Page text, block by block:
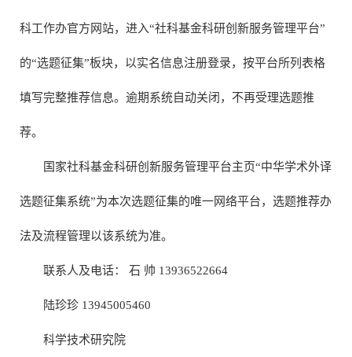
科工作办官方网站，进入“社科基金科研创新服务管理平台”
的“选题征集”板块，以实名信息注册登录，按平台所列表格
填写完整推荐信息。逾期系统自动关闭，不再受理选题推
荐。
国家社科基金科研创新服务管理平台主页“中华学术外译
选题征集系统”为本次选题征集的唯一网络平台，选题推荐办
法及流程管理以该系统为准。
联系人及电话： 石 帅 13936522664
陆珍珍 13945005460
科学技术研究院